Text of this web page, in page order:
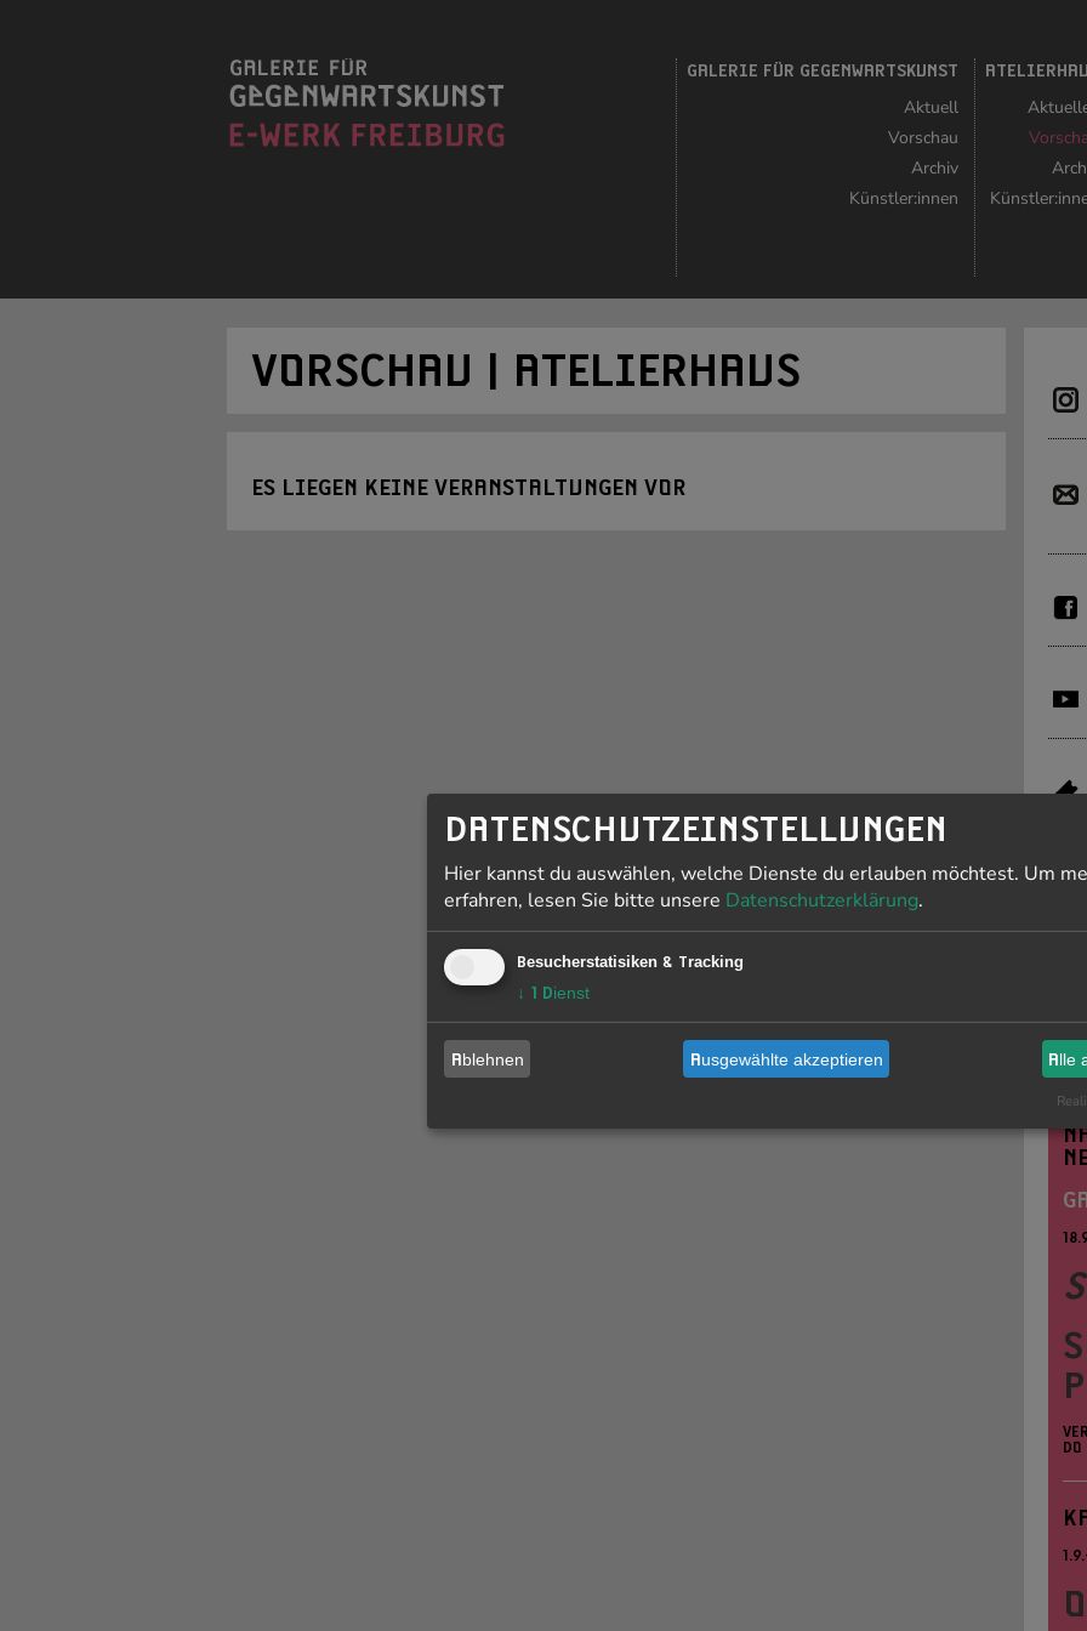
GALERIE FÜR GEGENWARTSKUNST
Aktuell
Vorschau
Archiv
Künstler:innen
VORSCHAU | ATELIERHAUS
ES LIEGEN KEINE VERANSTALTUNGEN VOR
DATENSCHUTZEINSTELLUNGEN
Hier kannst du auswählen, welche Dienste du erlauben möchtest. Um
erfahren, lesen Sie bitte unsere Datenschutzerklärung.
Besucherstatisiken & Tracking
↓ 1 Dienst
Ablehnen Ausgewählte akzeptieren Alle